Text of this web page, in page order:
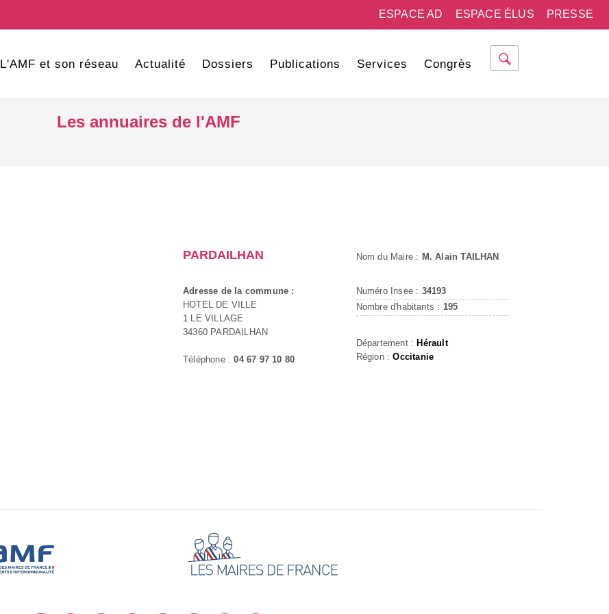
PRESSE
ESPACE ÉLUS
ESPACE AD
L'AMF et son réseau Actualité Dossiers Publications Services Congrès
Les annuaires de l'AMF
PARDAILHAN
Adresse de la commune :
HOTEL DE VILLE
1 LE VILLAGE
34360 PARDAILHAN
Téléphone :04 67 97 10 80
Nom du Maire : M. Alain TAILHAN
Numéro Insee : 34193
Nombre d'habitants : 195
Département : Hérault
Région :Occitanie